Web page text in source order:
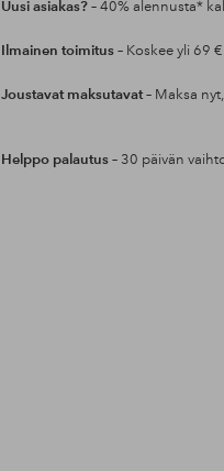
Uusi asiakas?– 40% alennusta*
Ilmainen toimitus– Koskee yli 69
Joustavat maksutavat– Maksa
Helppo palautus– 30 päivän